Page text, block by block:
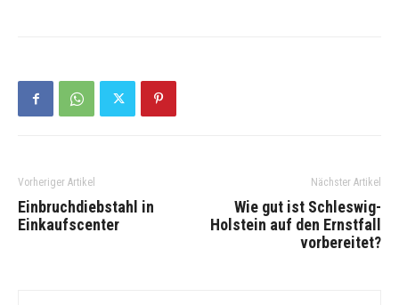
Vorheriger Artikel
Einbruchdiebstahl in
Einkaufscenter
Nächster Artikel
Wie gut ist Schleswig-
Holstein auf den Ernstfall
vorbereitet?